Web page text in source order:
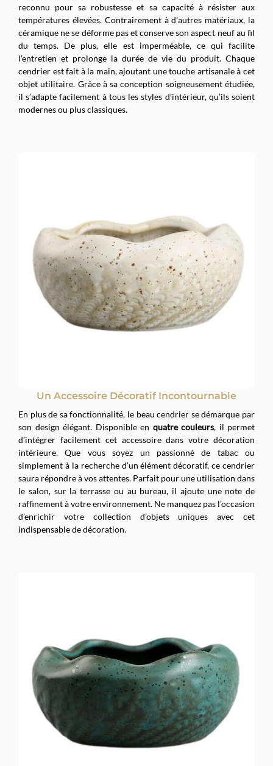
reconnu pour sa robustesse et sa capacité à résister aux
températures élevées. Contrairement à d’autres matériaux, la
céramique ne se déforme pas et conserve son aspect neuf au fil
du temps. De plus, elle est imperméable, ce qui facilite
l’entretien et prolonge la durée de vie du produit. Chaque
cendrier est fait à la main, ajoutant une touche artisanale à cet
objet utilitaire. Grâce à sa conception soigneusement étudiée,
il s’adapte facilement à tous les styles d’intérieur, qu’ils soient
modernes ou plus classiques.
Un Accessoire Décoratif Incontournable
En plus de sa fonctionnalité, le beau cendrier se démarque par
son design élégant. Disponible en quatre couleurs, il permet
d’intégrer facilement cet accessoire dans votre décoration
intérieure. Que vous soyez un passionné de tabac ou
simplement à la recherche d’un élément décoratif, ce cendrier
saura répondre à vos attentes. Parfait pour une utilisation dans
le salon, sur la terrasse ou au bureau, il ajoute une note de
raffinement à votre environnement. Ne manquez pas l’occasion
d’enrichir votre collection d’objets uniques avec cet
indispensable de décoration.